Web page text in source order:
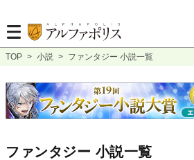
TOP > 小説 > ファンタジー 小説一覧
ファンタジー 小説一覧